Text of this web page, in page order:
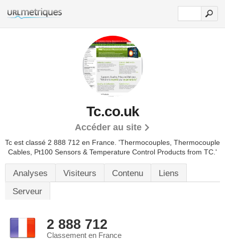
Tc.co.uk
Accéder au site
Tc est classé 2 888 712 en France. 'Thermocouples, Thermocouple
Cables, Pt100 Sensors & Temperature Control Products from TC.'
Analyses Visiteurs Contenu
Liens
Serveur
2 888 712
Classement en France